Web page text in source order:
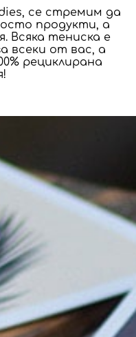
се стремим да
продукти, а
Всяка тениска е
всеки от вас, а
рециклирана